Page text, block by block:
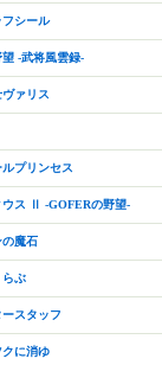
フシール
-武将風雲録-
ァリス
ルプリンセス
ウス Ⅱ -GOFERの野望-
の魔石
らぶ
スタッフ
クに消ゆ